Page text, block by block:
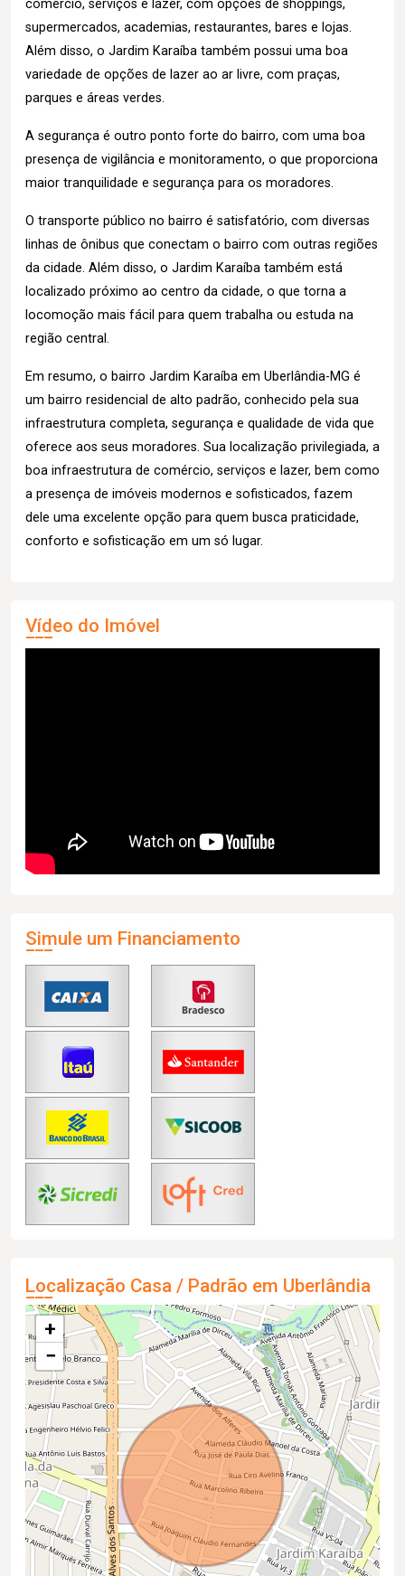
comércio, serviços e lazer, com opções de shoppings,
supermercados, academias, restaurantes, bares e lojas.
Além disso, o Jardim Karaíba também possui uma boa
variedade de opções de lazer ao ar livre, com praças,
parques e áreas verdes.
A segurança é outro ponto forte do bairro, com uma boa
presença de vigilância e monitoramento, o que proporciona
maior tranquilidade e segurança para os moradores.
O transporte público no bairro é satisfatório, com diversas
linhas de ônibus que conectam o bairro com outras regiões
da cidade. Além disso, o Jardim Karaíba também está
localizado próximo ao centro da cidade, o que torna a
locomoção mais fácil para quem trabalha ou estuda na
região central.
Em resumo, o bairro Jardim Karaíba em Uberlândia-MG é
um bairro residencial de alto padrão, conhecido pela sua
infraestrutura completa, segurança e qualidade de vida que
oferece aos seus moradores. Sua localização privilegiada, a
boa infraestrutura de comércio, serviços e lazer, bem como
a presença de imóveis modernos e sofisticados, fazem
dele uma excelente opção para quem busca praticidade,
conforto e sofisticação em um só lugar.
Vídeo do Imóvel
Simule um Financiamento
Localização Casa / Padrão em Uberlândia
+
−